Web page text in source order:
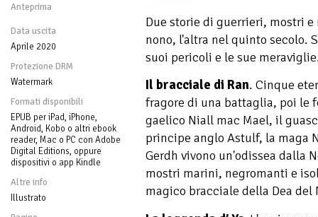
Anteprima
Data uscita
Aprile 2020
Protezione DRM
Watermark
Formati disponibili
EPUB per iPad, iPhone,
Android, Kobo o altri ebook
reader, Mac o PC con Adobe
Digital Editions, oppure
dispositivi o app Kindle
Altre info
Illustrato
Due storie di guerrieri, mostri
nono, l'altra nel quinto secolo.
suoi pericoli e le sue
Il bracciale di Ran. Cinque
fragore di una battaglia, poi le
gaelico Niall mac Mael, il
principe anglo Astulf, la maga
Gerdh vivono un'odissea dalla
mostri marini, negromanti e
magico bracciale della Dea del